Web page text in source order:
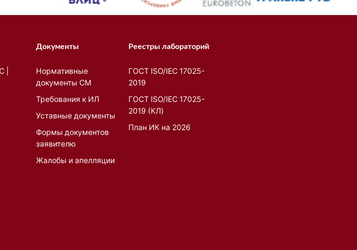
|
Документы
Нормативные
документы СМ
Требования к ИЛ
Уставные документы
Формы документов
заявителю
Жалобы и апелляции
Реестры лабораторий
ГОСТ ISO/IEC 17025-
2019
ГОСТ ISO/IEC 17025-
2019 (КЛ)
План ИК на 2026